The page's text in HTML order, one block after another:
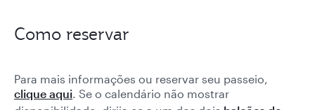
Como reservar
Para mais informações ou reservar seu passeio,
clique aqui. Se o calendário não mostrar